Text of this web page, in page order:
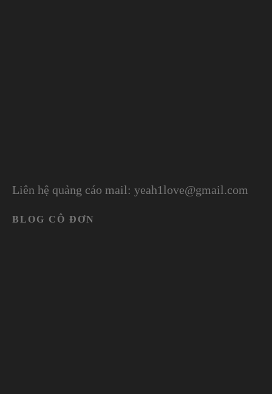
Liên hệ quảng cáo mail: yeah1love@gmail.com
BLOG CÔ ĐƠN